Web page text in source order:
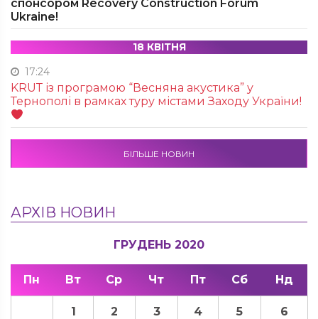
спонсором Recovery Construction Forum
Ukraine!
18 КВІТНЯ
17:24
KRUТ із програмою “Весняна акустика” у
Тернополі в рамках туру містами Заходу України!
БІЛЬШЕ НОВИН
АРХІВ НОВИН
ГРУДЕНЬ 2020
Пн Вт Ср Чт Пт Сб Нд
1 2 3 4 5 6